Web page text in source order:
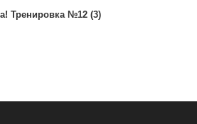
Тренировка №12 (3)